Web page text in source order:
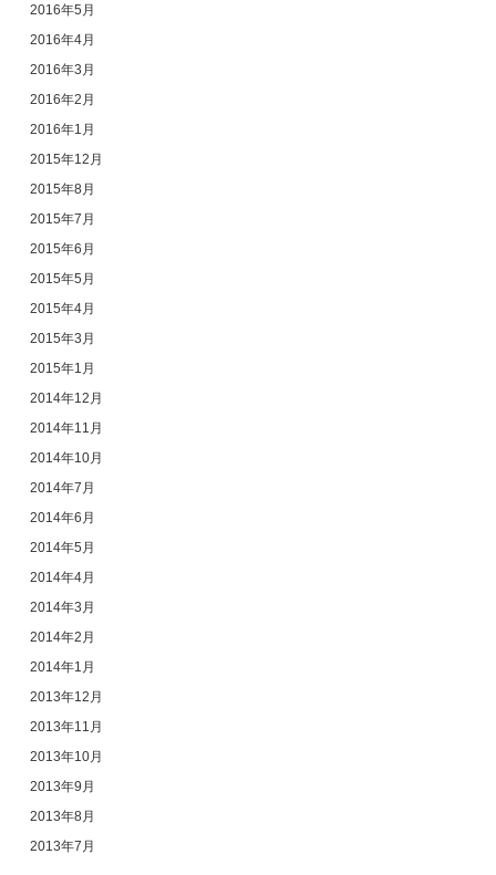
2016年5月
2016年4月
2016年3月
2016年2月
2016年1月
2015年12月
2015年8月
2015年7月
2015年6月
2015年5月
2015年4月
2015年3月
2015年1月
2014年12月
2014年11月
2014年10月
2014年7月
2014年6月
2014年5月
2014年4月
2014年3月
2014年2月
2014年1月
2013年12月
2013年11月
2013年10月
2013年9月
2013年8月
2013年7月